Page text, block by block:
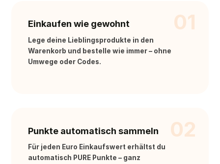
01
Einkaufen wie gewohnt
Lege deine Lieblingsprodukte in den
Warenkorb und bestelle wie immer – ohne
Umwege oder Codes.
02
Punkte automatisch sammeln
Für jeden Euro Einkaufswert erhältst du
automatisch PURE Punkte – ganz